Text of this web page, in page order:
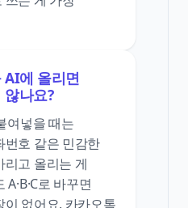
AI에 올리면
나요?
여넣을 때는
번호 같은 민감한
리고 올리는 게
로 바꾸면
이 없어요. 카카오톡